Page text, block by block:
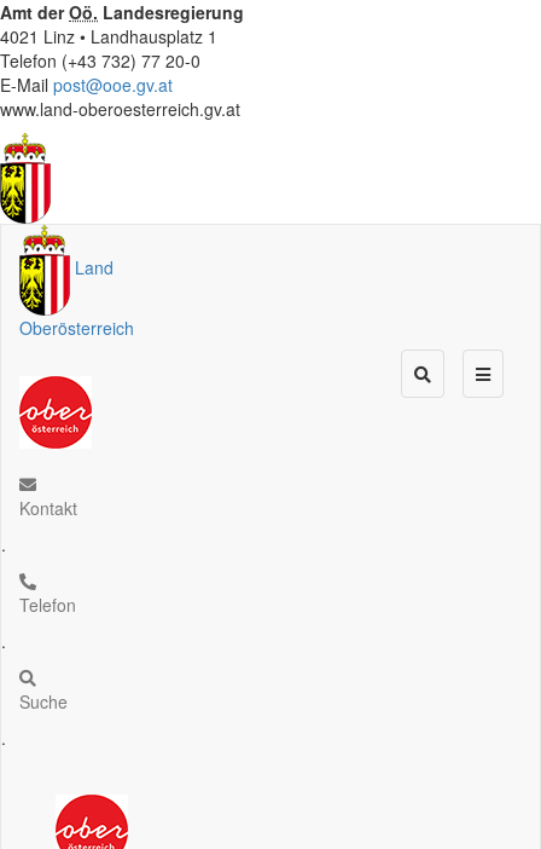
Amt derOö. Landesregierung
4021 Linz • Landhausplatz 1
Telefon (+43 732) 77 20-0
E-Mail post@ooe.gv.at
www.land-oberoesterreich.gv.at
Land
Oberösterreich
Kontakt
.
Telefon
.
Suche
.